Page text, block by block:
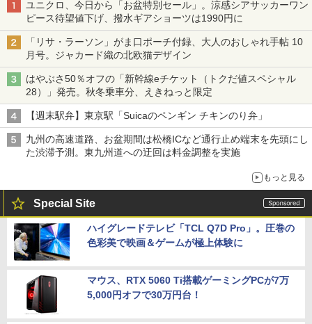
ユニクロ、今日から「お盆特別セール」。涼感シアサッカーワン
ピース待望値下げ、撥水ギアショーツは1990円に
「リサ・ラーソン」がま口ポーチ付録、大人のおしゃれ手帖 10
月号。ジャカード織の北欧猫デザイン
はやぶさ50％オフの「新幹線eチケット（トクだ値スペシャル
28）」発売。秋冬乗車分、えきねっと限定
【週末駅弁】東京駅「Suicaのペンギン チキンのり弁」
九州の高速道路、お盆期間は松橋ICなど通行止め端末を先頭にし
た渋滞予測。東九州道への迂回は料金調整を実施
もっと見る
Special Site
ハイグレードテレビ「TCL Q7D Pro」。圧巻の
色彩美で映画＆ゲームが極上体験に
マウス、RTX 5060 Ti搭載ゲーミングPCが7万
5,000円オフで30万円台！